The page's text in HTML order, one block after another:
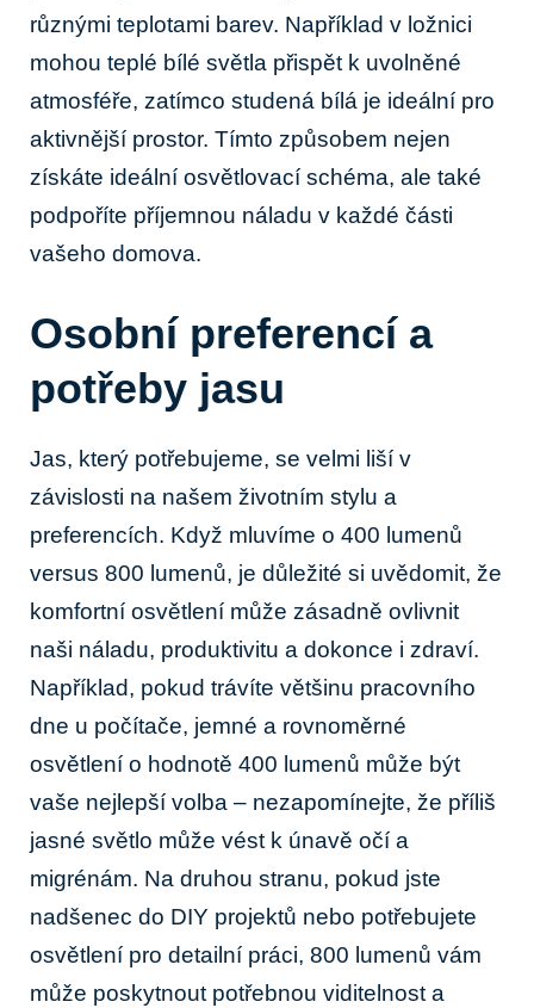
různými teplotami barev.⁤ Například v⁢ ložnici
mohou teplé⁤ bílé ​světla přispět k⁣ uvolněné
atmosféře, ⁣zatímco ​studená ‌bílá je ideální pro⁢
aktivnější prostor.⁣ Tímto způsobem nejen
získáte ideální osvětlovací schéma, ale také
⁤podpoříte příjemnou‌ náladu⁤ v každé části
vašeho domova.
Osobní preferencí a
potřeby jasu
Jas, který ​potřebujeme, se velmi liší ​v
závislosti ​na našem‍ životním ⁢stylu a ​
preferencích. ⁤Když mluvíme o ‍400 lumenů
versus‍ 800⁣ lumenů, ⁣je důležité ⁣si uvědomit, ‌že
komfortní osvětlení⁤ může‌ zásadně ​ovlivnit
naši náladu, produktivitu a dokonce i zdraví.
Například, pokud trávíte většinu ‍pracovního
‍dne u počítače, jemné a rovnoměrné
osvětlení o hodnotě 400 lumenů‍ může být
⁢vaše nejlepší volba ‌– nezapomínejte, že příliš
⁤jasné světlo může vést k únavě očí ⁣a⁣
migrénám. Na druhou‌ stranu, pokud jste
nadšenec⁢ do ‌DIY ‍projektů ​nebo⁤ potřebujete
osvětlení pro detailní práci, 800 lumenů vám
‍může poskytnout potřebnou viditelnost ⁤a